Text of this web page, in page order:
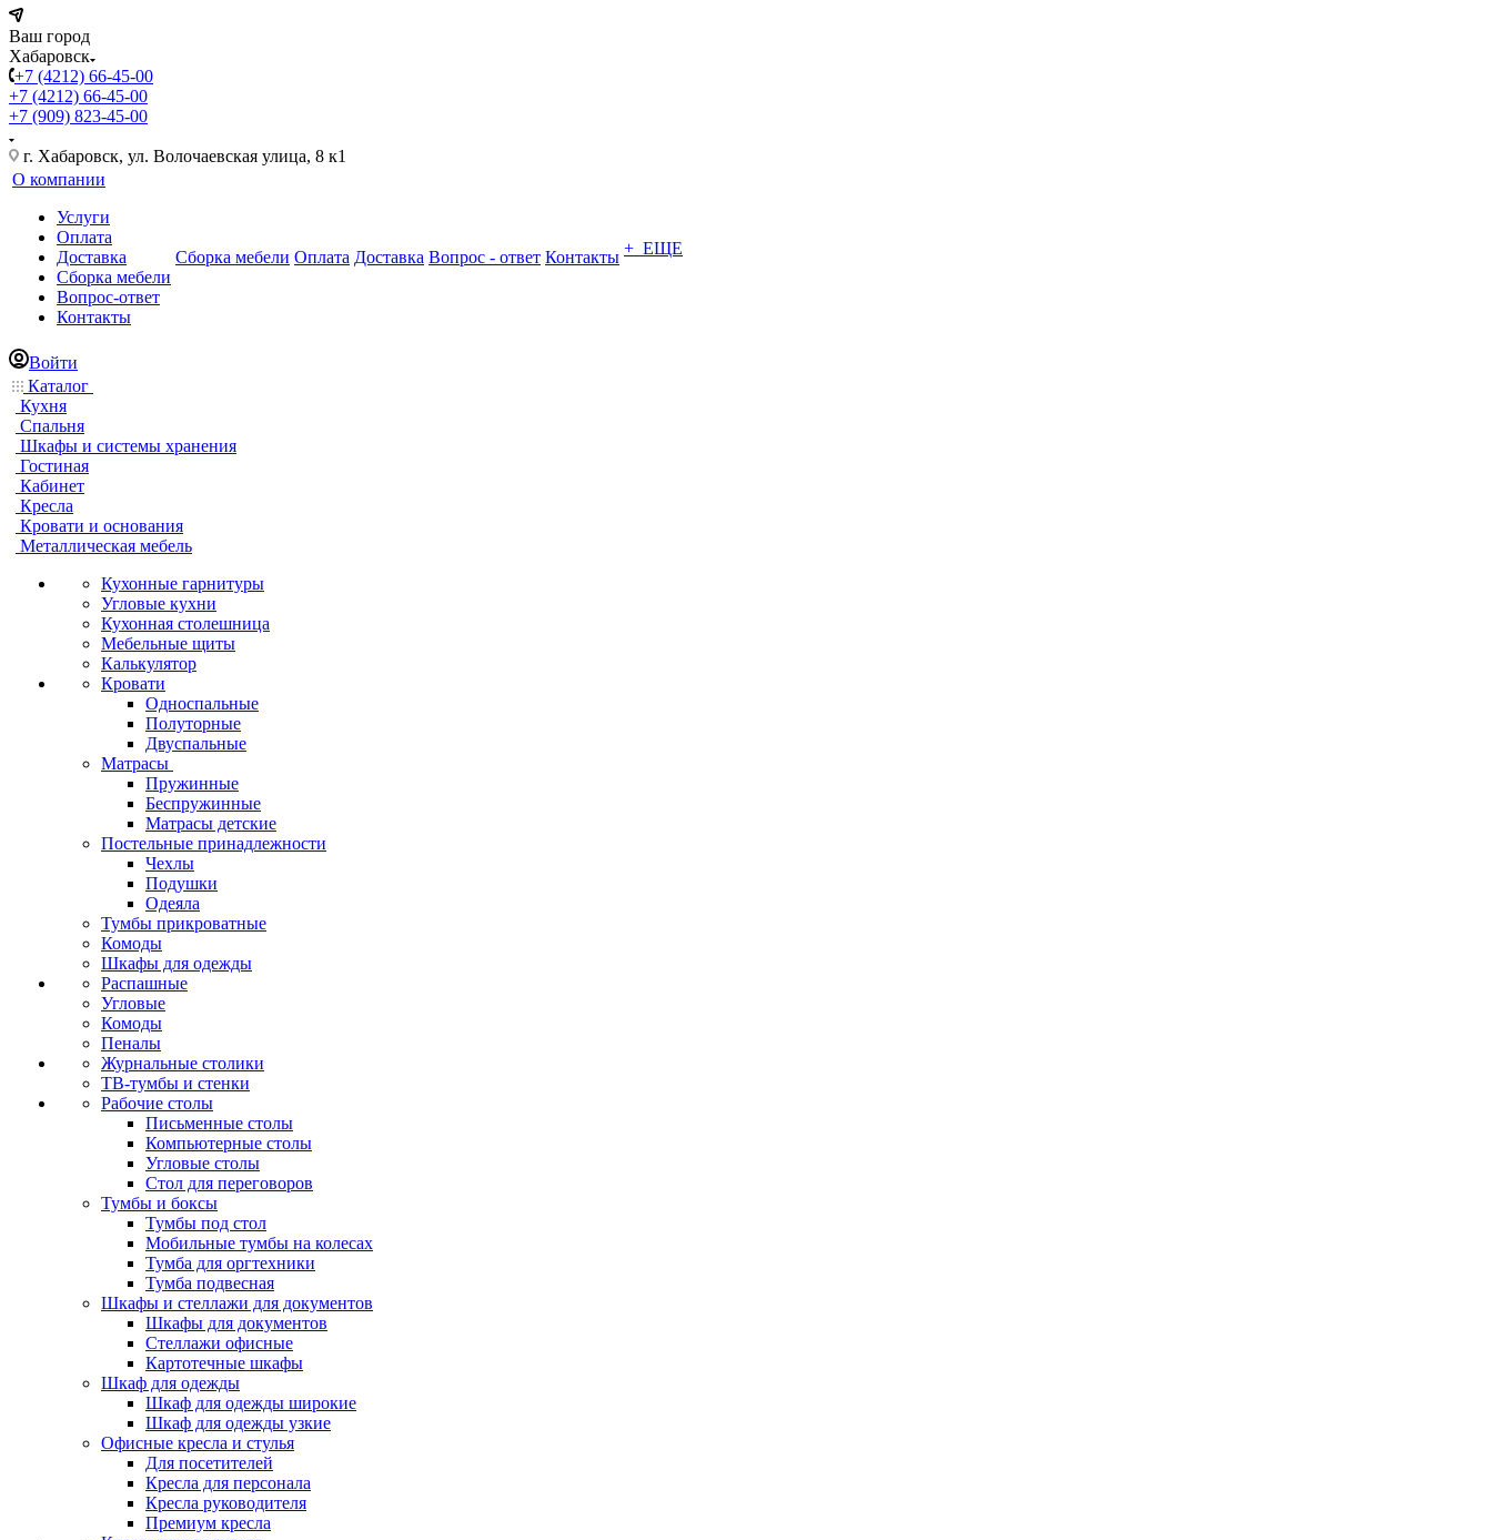
Ваш город
Хабаровск
+7 (4212) 66-45-00
+7 (4212) 66-45-00
+7 (909) 823-45-00
г. Хабаровск, ул. Волочаевская улица, 8 к1
О компании
Услуги
Оплата
Доставка
Сборка мебели
Вопрос-ответ
Контакты
Сборка мебели Оплата Доставка Вопрос - ответ Контакты + ЕЩЕ
Войти
Каталог
Кухня
Спальня
Шкафы и системы хранения
Гостиная
Кабинет
Кресла
Кровати и основания
Металлическая мебель
Кухонные гарнитуры
Угловые кухни
Кухонная столешница
Мебельные щиты
Калькулятор
Кровати
Односпальные
Полуторные
Двуспальные
Матрасы
Пружинные
Беспружинные
Матрасы детские
Постельные принадлежности
Чехлы
Подушки
Одеяла
Тумбы прикроватные
Комоды
Шкафы для одежды
Распашные
Угловые
Комоды
Пеналы
Журнальные столики
ТВ‑тумбы и стенки
Рабочие столы
Письменные столы
Компьютерные столы
Угловые столы
Стол для переговоров
Тумбы и боксы
Тумбы под стол
Мобильные тумбы на колесах
Тумба для оргтехники
Тумба подвесная
Шкафы и стеллажи для документов
Шкафы для документов
Стеллажи офисные
Картотечные шкафы
Шкаф для одежды
Шкаф для одежды широкие
Шкаф для одежды узкие
Офисные кресла и стулья
Для посетителей
Кресла для персонала
Кресла руководителя
Премиум кресла